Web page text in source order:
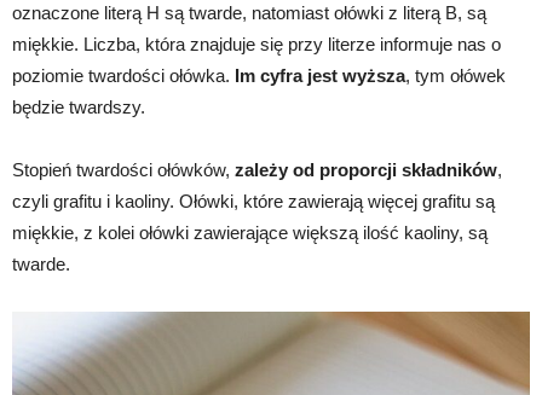
oznaczone literą H są twarde, natomiast ołówki z literą B, są
miękkie. Liczba, która znajduje się przy literze informuje nas o
poziomie twardości ołówka. Im cyfra jest wyższa, tym ołówek
będzie twardszy.
Stopień twardości ołówków, zależy od proporcji składników,
czyli grafitu i kaoliny. Ołówki, które zawierają więcej grafitu są
miękkie, z kolei ołówki zawierające większą ilość kaoliny, są
twarde.